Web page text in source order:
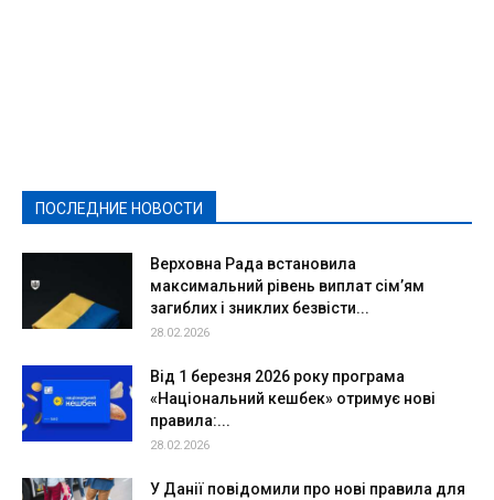
ПОСЛЕДНИЕ НОВОСТИ
Верховна Рада встановила
максимальний рівень виплат сім’ям
загиблих і зниклих безвісти...
28.02.2026
Від 1 березня 2026 року програма
«Національний кешбек» отримує нові
правила:...
28.02.2026
У Данії повідомили про нові правила для